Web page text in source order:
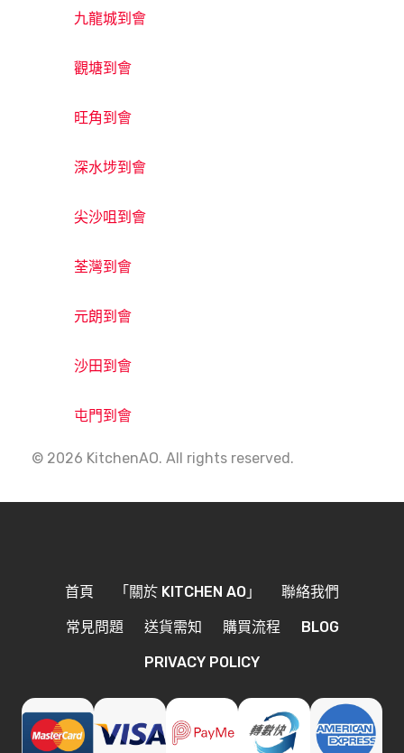
九龍城到會
觀塘到會
旺角到會
深水埗到會
尖沙咀到會
荃灣到會
元朗到會
沙田到會
屯門到會
© 2026 KitchenAO. All rights reserved.
首頁 「關於 KITCHEN AO」 聯絡我們
常見問題 送貨需知 購買流程 BLOG
PRIVACY POLICY